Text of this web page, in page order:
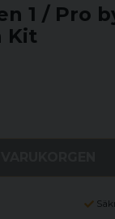
1 / Pro
Kit